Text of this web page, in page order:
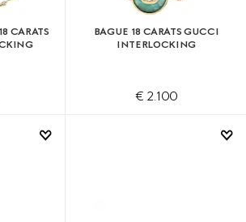
CARATS
BAGUE 18 CARATS GUCCI
INTERLOCKING
€ 2.100